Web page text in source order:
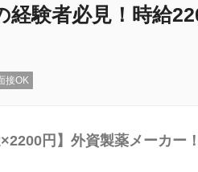
経験者必見！時給
接OK
×2200円】外資製薬メーカー